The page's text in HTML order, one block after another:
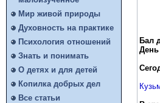
Мир живой природы
Духовность на практике
Психология отношений
Знать и понимать
О детях и для детей
Копилка добрых дел
Все статьи
Бал
День